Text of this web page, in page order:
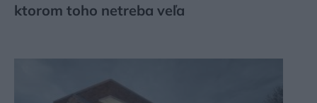
ktorom toho netreba veľa